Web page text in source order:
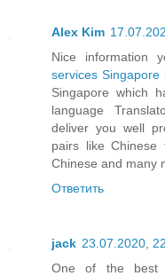
Alex Kim
Nice information
services Singapore
Singapore which
language
deliver you well
pairs like Chinese
Chinese and many
Ответить
jack 23.07.2020,
One of the best